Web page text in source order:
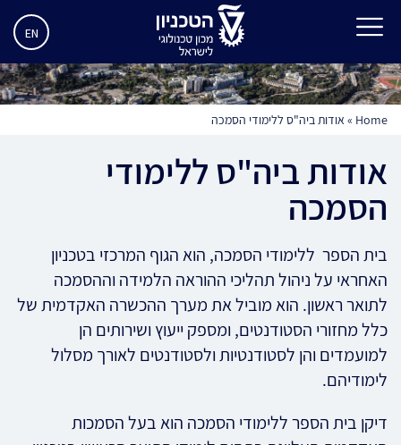
EN
Home
» אודות ביה"ס ללימודי הסמכה
אודות ביה"ס ללימודי
הסמכה
בית הספר ללימודי הסמכה, הוא הגוף המרכזי בטכניון
האחראי על ניהול תהליכי ההוראה הלמידה וההסמכה
לתואר ראשון. הוא מוביל את מערך ההכשרה האקדמית של
כלל מחזורי הסטודנטים, ומספק ייעוץ ושירותים הן
למועמדים והן לסטודנטיות ולסטודנטים לאורך מסלול
לימודיהם.
דיקן בית הספר ללימודי הסמכה הוא בעל הסמכות